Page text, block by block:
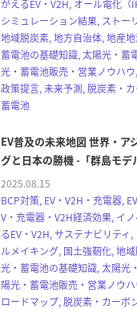
がえるEV・V2H, オール電化（
シミュレーション結果, ストー
地域脱炭素, 地方自治体, 地産
蓄電池の基礎知識, 太陽光・蓄
光・蓄電池販売・営業ノウハ
政策提言, 未来予測, 脱炭素・
蓄電池
EV普及の未来地図 世界・ア
グと日本の勝機 -「群島モデ
2025.08.15
BCP対策, EV・V2H・充電器,
V・充電器・V2H経済効果, イ
るEV・V2H, サステナビリティ
ルメイキング, 国土強靭化, 地
光・蓄電池の基礎知識, 太陽光
陽光・蓄電池販売・営業ノウ
ロードマップ, 脱炭素・カーボ